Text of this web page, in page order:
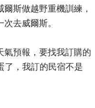
斯做越野重機訓練，
去威爾斯。
氣預報，要找我訂購的
了，我訂的民宿不是